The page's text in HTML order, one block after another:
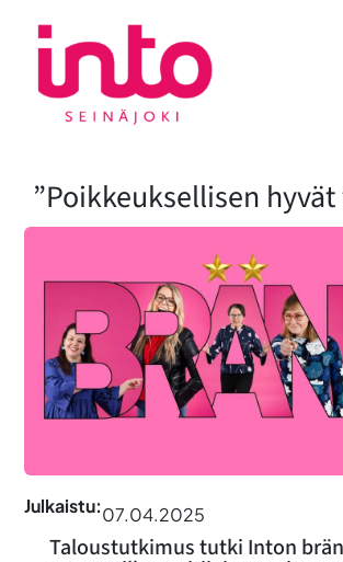
sisältöön
”Poikkeuksellisen
Julkaistu:07.04.2025
Taloustutkimus tutki Inton